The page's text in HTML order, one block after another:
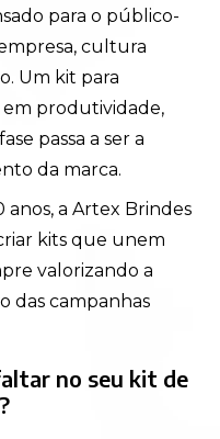
para o público-
cultura
Um kit para
produtividade,
passa a ser a
da marca.
anos, a Artex Brindes
kits que unem
valorizando a
das campanhas
no seu kit de